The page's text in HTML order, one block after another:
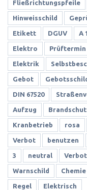
Fließrichtungspfeile
Hinweisschild
Etikett DGUV A
Elektro Prüftermin
Elektrik
Gebot
DIN 67520
Aufzug
Kranbetrieb rosa
Verbot benutzen
3 neutral
Warnschild Chemie
Regel Elektrisch